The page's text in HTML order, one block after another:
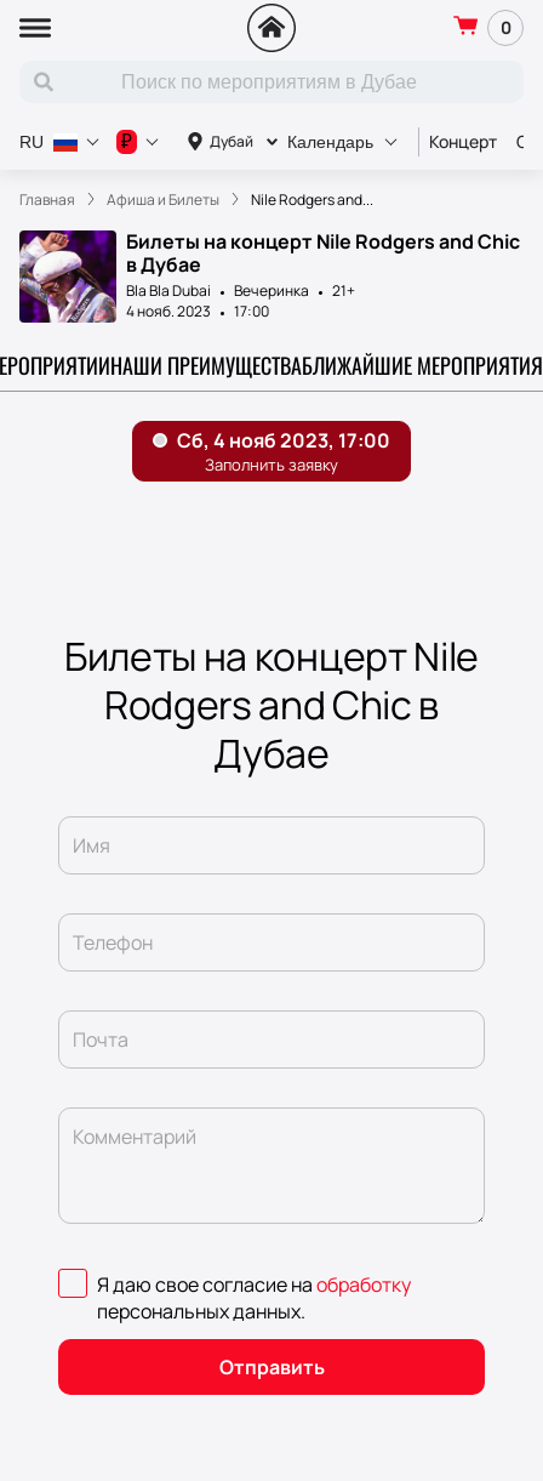
0
Дубай Календарь Концерт
RU ₽
Главная Афиша и Билеты Nile Rodgers and...
Билеты на концерт Nile Rodgers and Chic
в Дубае
Bla Bla Dubai Вечеринка
21+
4 нояб. 2023
17:00
НАШИ ПРЕИМУЩЕСТВАБЛИЖАЙШИЕ МЕРОПРИЯТИЯ
Билеты на концерт Nile
Rodgers and Chic в
Дубае
Имя
Телефон
Почта
Комментарий
Я даю свое согласие наобработку
персональных данных.
Отправить